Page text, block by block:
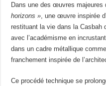
Dans une des œuvres
horizons » , une œuvre inspirée
restituant la vie dans la Casbah
avec l’académisme en
dans un cadre métallique
franchement inspirée de
Ce procédé technique se